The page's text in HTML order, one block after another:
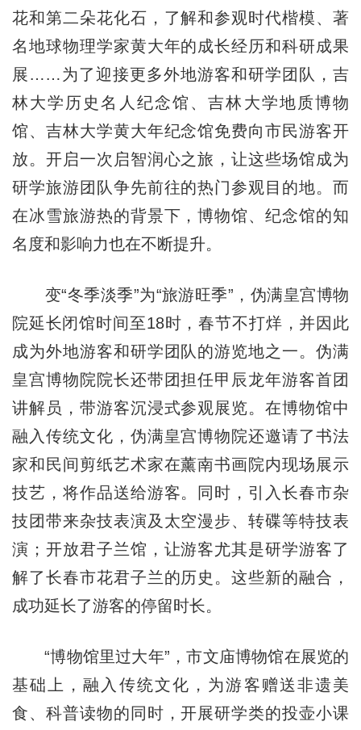
花和第二朵花化石，了解和参观时代楷模、著
名地球物理学家黄大年的成长经历和科研成果
展……为了迎接更多外地游客和研学团队，吉
林大学历史名人纪念馆、吉林大学地质博物
馆、吉林大学黄大年纪念馆免费向市民游客开
放。开启一次启智润心之旅，让这些场馆成为
研学旅游团队争先前往的热门参观目的地。而
在冰雪旅游热的背景下，博物馆、纪念馆的知
名度和影响力也在不断提升。
变“冬季淡季”为“旅游旺季”，伪满皇宫博物
院延长闭馆时间至18时，春节不打烊，并因此
成为外地游客和研学团队的游览地之一。伪满
皇宫博物院院长还带团担任甲辰龙年游客首团
讲解员，带游客沉浸式参观展览。在博物馆中
融入传统文化，伪满皇宫博物院还邀请了书法
家和民间剪纸艺术家在薰南书画院内现场展示
技艺，将作品送给游客。同时，引入长春市杂
技团带来杂技表演及太空漫步、转碟等特技表
演；开放君子兰馆，让游客尤其是研学游客了
解了长春市花君子兰的历史。这些新的融合，
成功延长了游客的停留时长。
“博物馆里过大年”，市文庙博物馆在展览的
基础上，融入传统文化，为游客赠送非遗美
食、科普读物的同时，开展研学类的投壶小课